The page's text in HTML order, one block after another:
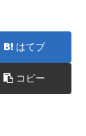
はてブ
コピー